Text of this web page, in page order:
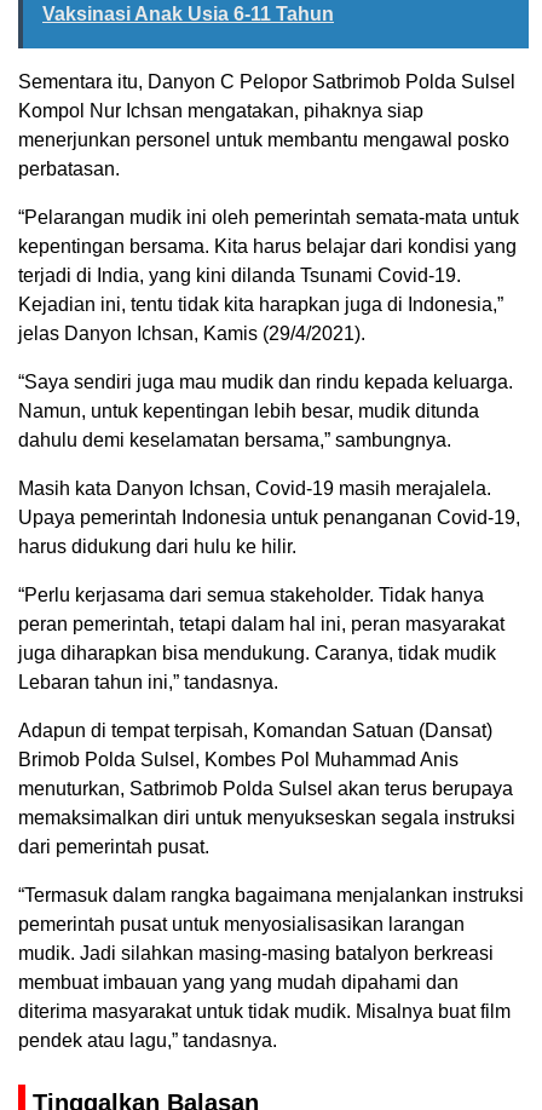
Vaksinasi Anak Usia 6-11 Tahun
Sementara itu, Danyon C Pelopor Satbrimob Polda Sulsel
Kompol Nur Ichsan mengatakan, pihaknya siap
menerjunkan personel untuk membantu mengawal posko
perbatasan.
“Pelarangan mudik ini oleh pemerintah semata-mata untuk
kepentingan bersama. Kita harus belajar dari kondisi yang
terjadi di India, yang kini dilanda Tsunami Covid-19.
Kejadian ini, tentu tidak kita harapkan juga di Indonesia,”
jelas Danyon Ichsan, Kamis (29/4/2021).
“Saya sendiri juga mau mudik dan rindu kepada keluarga.
Namun, untuk kepentingan lebih besar, mudik ditunda
dahulu demi keselamatan bersama,” sambungnya.
Masih kata Danyon Ichsan, Covid-19 masih merajalela.
Upaya pemerintah Indonesia untuk penanganan Covid-19,
harus didukung dari hulu ke hilir.
“Perlu kerjasama dari semua stakeholder. Tidak hanya
peran pemerintah, tetapi dalam hal ini, peran masyarakat
juga diharapkan bisa mendukung. Caranya, tidak mudik
Lebaran tahun ini,” tandasnya.
Adapun di tempat terpisah, Komandan Satuan (Dansat)
Brimob Polda Sulsel, Kombes Pol Muhammad Anis
menuturkan, Satbrimob Polda Sulsel akan terus berupaya
memaksimalkan diri untuk menyukseskan segala instruksi
dari pemerintah pusat.
“Termasuk dalam rangka bagaimana menjalankan instruksi
pemerintah pusat untuk menyosialisasikan larangan
mudik. Jadi silahkan masing-masing batalyon berkreasi
membuat imbauan yang yang mudah dipahami dan
diterima masyarakat untuk tidak mudik. Misalnya buat film
pendek atau lagu,” tandasnya.
Tinggalkan Balasan